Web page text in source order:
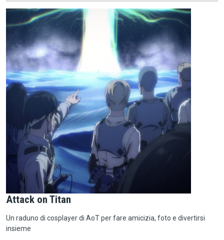
Attack on Titan
Un raduno di cosplayer di AoT per fare amicizia, foto e divertirsi
insieme